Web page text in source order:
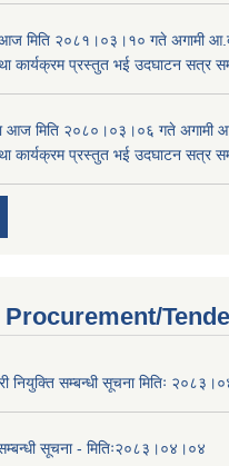
आज मिति २०८१।०३।१० गते अगामी
कार्यक्रम प्रस्तुत भई उदघाटन सत्र
आज मिति २०८०।०३।०६ गते
कार्यक्रम प्रस्तुत भई उदघाटन सत्र
नियुक्ति सम्बन्धी सूचना मितिः
सूचना - मितिः२०८३।०४।०४